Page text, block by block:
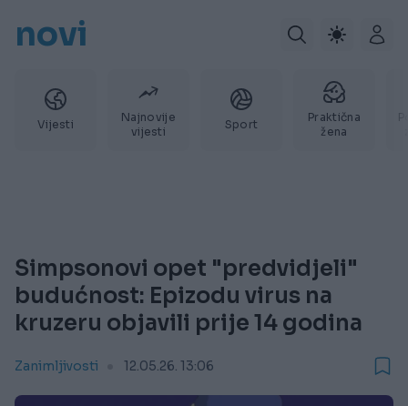
novi
Vijesti
Najnovije
vijesti
Sport
Praktična
žena
Simpsonovi opet "predvidjeli"
budućnost: Epizodu virus na
kruzeru objavili prije 14 godina
Zanimljivosti 12.05.26. 13:06